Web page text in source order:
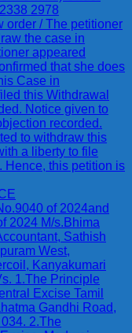
2978
order / The petitioner
the case in
appeared
that she does
Case in
this Withdrawal
Notice given to
recorded.
to withdraw this
a liberty to file
Hence, this petition is
of 2024and
2024 M/s.Bhima
Sathish
West,
Kanyakumari
1.The Principle
Excise Tamil
Gandhi Road,
2.The